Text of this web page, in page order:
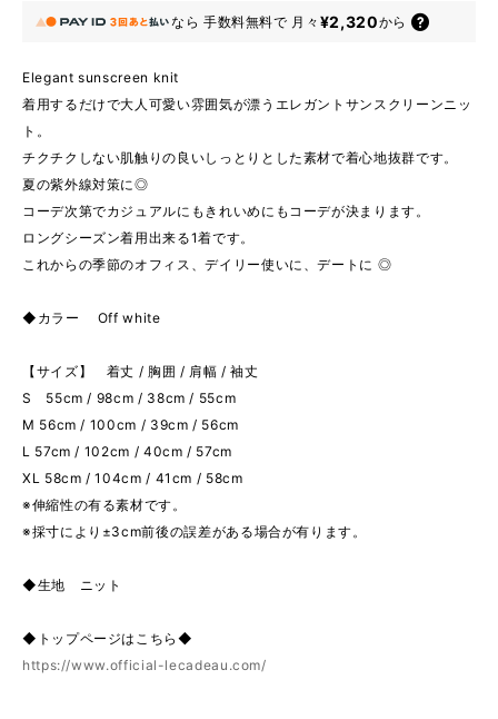
なら 手数料無料で 月々 ¥2,320から
Elegant sunscreen knit
着用するだけで大人可愛い雰囲気が漂うエレガントサンスクリーンニッ
ト。
チクチクしない肌触りの良いしっとりとした素材で着心地抜群です。
夏の紫外線対策に◎
コーデ次第でカジュアルにもきれいめにもコーデが決まります。
ロングシーズン着用出来る1着です。
これからの季節のオフィス、デイリー使いに、デートに ◎
◆カラー Off white
【サイズ】 着丈 / 胸囲 / 肩幅 / 袖丈
S 55cm / 98cm / 38cm / 55cm
M 56cm / 100cm / 39cm / 56cm
L 57cm / 102cm / 40cm / 57cm
XL 58cm / 104cm / 41cm / 58cm
※伸縮性の有る素材です。
※採寸により±3cm前後の誤差がある場合が有ります。
◆生地 ニット
◆トップページはこちら◆
https://www.official-lecadeau.com/